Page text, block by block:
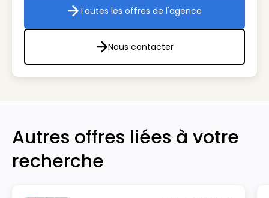
Toutes les offres de l'agence
Toutes les offres de l'agence
Nous contacter
Nous contacter
Autres offres liées à votre
recherche